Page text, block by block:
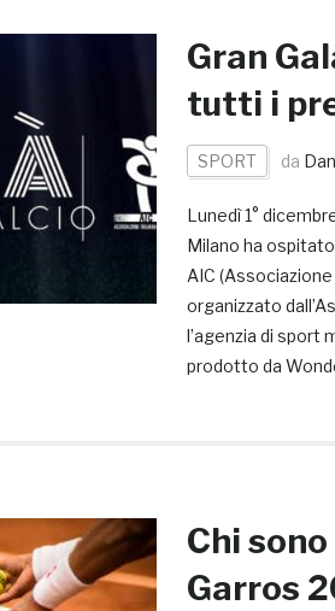
Gran
tutti i
SPORT da
Lunedì 1°
Milano ha
AIC
organizzato
l’agenzia di sport
prodotto da
Chi
Garros